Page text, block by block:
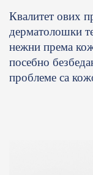
Квалитет ових
дерматолошки
нежни према
посебно
проблеме са